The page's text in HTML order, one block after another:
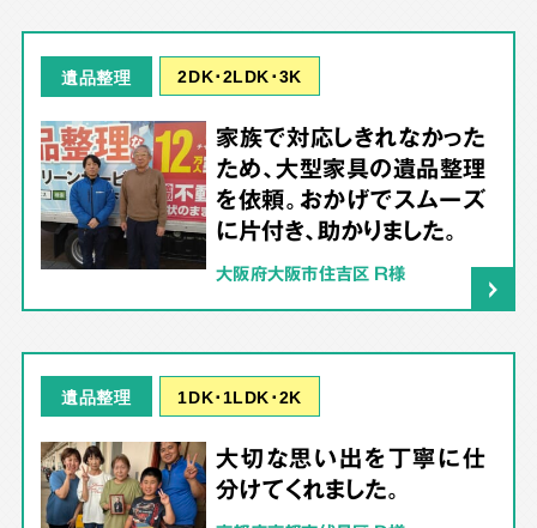
遺品整理 2DK･2LDK･3K
家族で対応しきれなかった
ため、大型家具の遺品整理
を依頼。おかげでスムーズ
に片付き、助かりました。
大阪府大阪市住吉区 R様
遺品整理 1DK･1LDK･2K
大切な思い出を丁寧に仕
分けてくれました。